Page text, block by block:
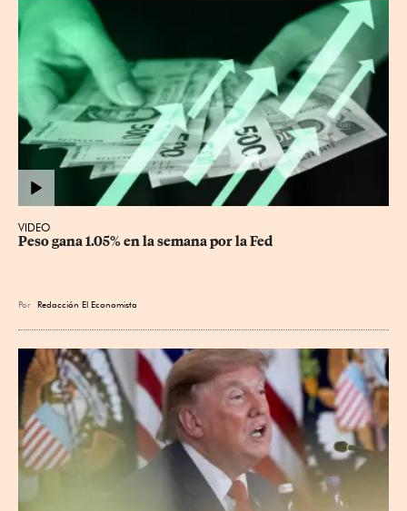
VIDEO
Peso gana 1.05% en la semana por la Fed
Por Redacción El Economista